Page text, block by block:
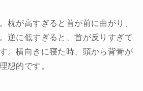
枕が高すぎると首が前に曲がり、
逆に低すぎると、首が反りすぎて
。横向きに寝た時、頭から背骨が
想的です。